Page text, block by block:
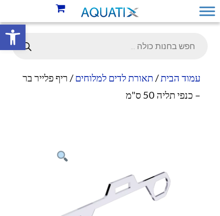
פתח
עמוד הבית/ תאורת לדים למלוחים/ ריף פלייר בר
– כנפי תליה 50 ס"מ